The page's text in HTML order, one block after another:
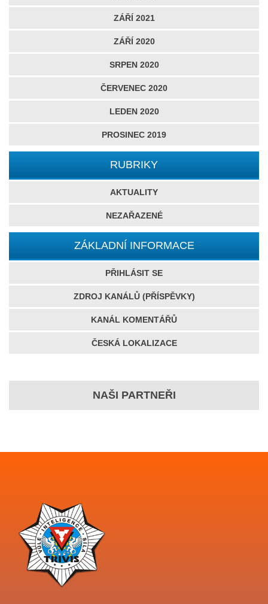
ZÁŘÍ 2021
ZÁŘÍ 2020
SRPEN 2020
ČERVENEC 2020
LEDEN 2020
PROSINEC 2019
RUBRIKY
AKTUALITY
NEZAŘAZENÉ
ZÁKLADNÍ INFORMACE
PŘIHLÁSIT SE
ZDROJ KANÁLŮ (PŘÍSPĚVKY)
KANÁL KOMENTÁŘŮ
ČESKÁ LOKALIZACE
NAŠI PARTNEŘI